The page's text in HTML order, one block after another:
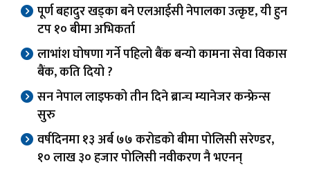
पूर्ण बहादुर खड्का बने एलआईसी नेपालका उत्कृष्ट, यी हुन
टप १० बीमा अभिकर्ता
लाभांश घोषणा गर्ने पहिलो बैंक बन्यो कामना सेवा विकास
बैंक, कति दियो ?
सन नेपाल लाइफको तीन दिने ब्रान्च म्यानेजर कन्फ्रेन्स
सुरु
वर्षदिनमा १३ अर्ब ७७ करोडको बीमा पोलिसी सरेण्डर,
१० लाख ३० हजार पोलिसी नवीकरण नै भएनन्